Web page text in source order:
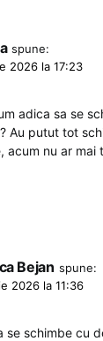
spune:
2026 la 17:23
adica sa se
Au putut tot
acum nu ar mai
Bejan spune:
2026 la 11:36
se schimbe cu